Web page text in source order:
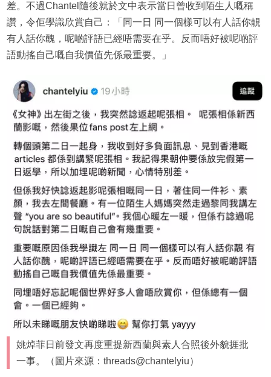
差。不過Chantel隨後就於文中表示當日曾收到陌生人嘅稱
讚，令佢學識欣賞自己：「同一日 同一個樣可以有人話你靚
有人話你醜，呢啲評語已經唔需要在乎。反而唔好被呢啲評
語動搖自己嘅自我價值先係最重要。」
姚焯菲日前發文再度重提新西蘭與素人合照後外貌捱批
一事。（圖片來源：threads@chantelyiu）